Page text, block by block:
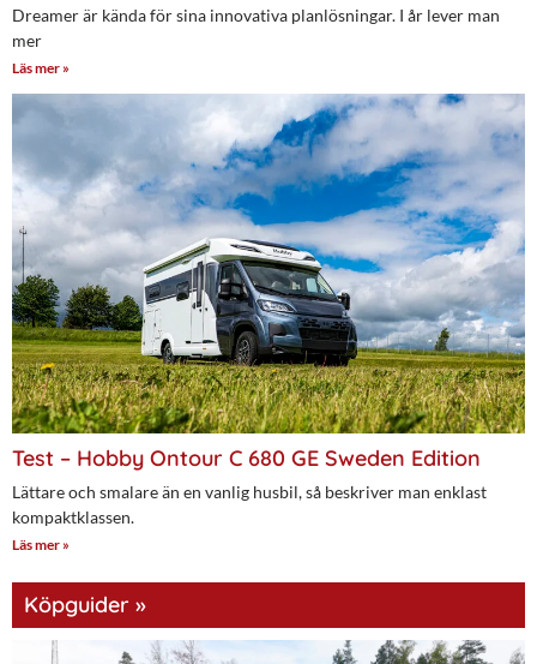
Dreamer är kända för sina innovativa planlösningar. I år lever man
mer
Läs mer »
Test – Hobby Ontour C 680 GE Sweden Edition
Lättare och smalare än en vanlig husbil, så beskriver man enklast
kompaktklassen.
Läs mer »
Köpguider »